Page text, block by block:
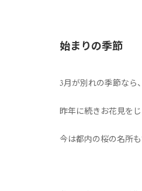
始まりの季節
3月が別れの季節なら
昨年に続きお花見を
今は都内の桜の名所